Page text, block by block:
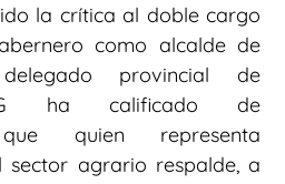
la crítica al doble cargo
como alcalde de
provincial de
ha calificado de
que quien representa
sector agrario respalde, a